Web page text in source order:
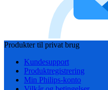
Produkter til privat brug
Kundesupport
Produktregistrering
Min Philips-konto